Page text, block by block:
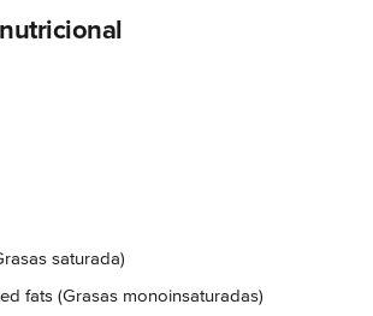
saturada)
fats (Grasas monoinsaturadas)